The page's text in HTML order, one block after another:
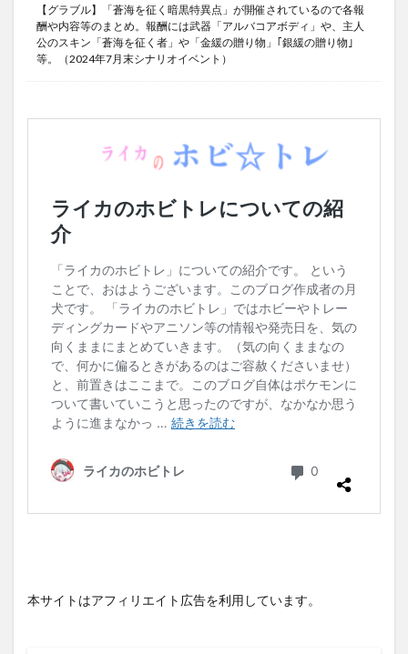
【グラブル】「蒼海を征く暗黒特異点」が開催されているので各報
酬や内容等のまとめ。報酬には武器「アルバコアボディ」や、主人
公のスキン「蒼海を征く者」や「金緩の贈り物」｢銀緩の贈り物｣
等。（2024年7月末シナリオイベント）
本サイトはアフィリエイト広告を利用しています。